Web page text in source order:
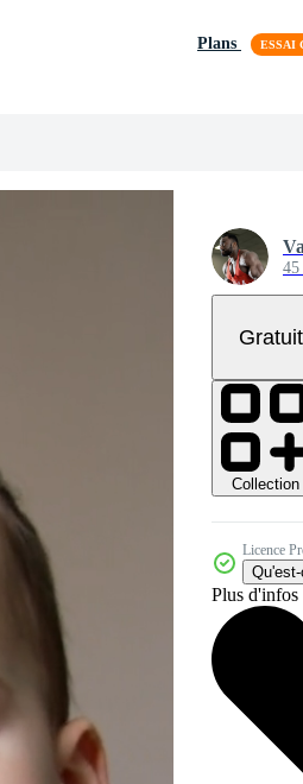
Plans
45
Collection
Licence
Plus d'infos